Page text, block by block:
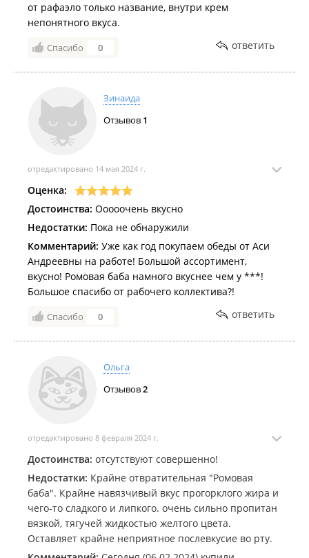
от рафаэло только название, внутри крем
непонятного вкуса.
Спасибо 0 ответить
Зинаида
Отзывов 1
отредактировано 14 мая 2024 г.
Оценка:
Достоинства: Ооооочень вкусно
Недостатки: Пока не обнаружили
Комментарий: Уже как год покупаем обеды от Аси
Андреевны на работе! Большой ассортимент,
вкусно! Ромовая баба намного вкуснее чем у ***!
Большое спасибо от рабочего коллектива?!
Спасибо 0 ответить
Ольга
Отзывов2
отредактировано 8 февраля 2024 г.
Достоинства: отсутствуют совершенно!
Недостатки: Крайне отвратительная "Ромовая
баба". Крайне навязчивый вкус прогорклого жира и
чего-то сладкого и липкого. очень сильно пропитан
вязкой, тягучей жидкостью желтого цвета.
Оставляет крайне неприятное послевкусие во рту.